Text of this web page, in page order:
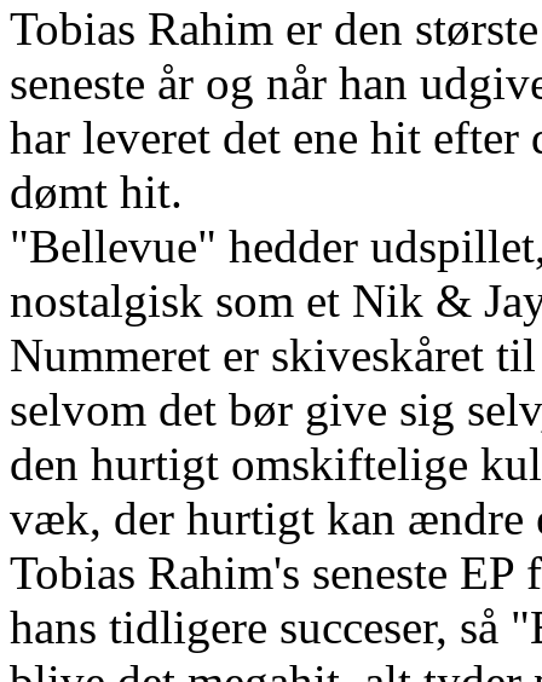
Tobias Rahim er den
seneste år og når han
har leveret det ene hit efter
dømt hit.
"Bellevue" hedder
nostalgisk som et Nik &
Nummeret er skiveskåret
selvom det bør give sig
den hurtigt omskiftelige
væk, der hurtigt kan ændre
Tobias Rahim's seneste
hans tidligere succeser, så